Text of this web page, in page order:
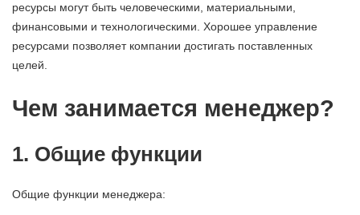
ресурсы могут быть человеческими, материальными,
финансовыми и технологическими. Хорошее управление
ресурсами позволяет компании достигать поставленных
целей.
Чем занимается менеджер?
1. Общие функции
Общие функции менеджера: